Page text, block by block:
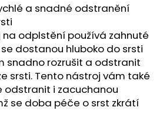
a snadné odstranění
odplstění používá zahnuté
dostanou hluboko do srsti
snadno rozrušit a odstranit
srsti. Tento nástroj vám také
odstranit i zacuchanou
se doba péče o srst zkrátí
HLEDAT